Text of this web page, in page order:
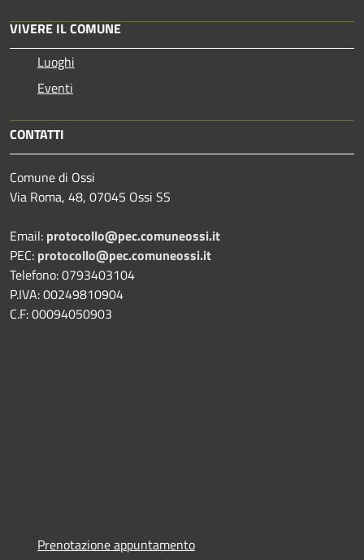
VIVERE IL COMUNE
Luoghi
Eventi
CONTATTI
Comune di Ossi
Via Roma, 48, 07045 Ossi SS
Email: protocollo@pec.comuneossi.it
PEC: protocollo@pec.comuneossi.it
Telefono: 0793403104
P.IVA: 00249810904
C.F: 00094050903
Prenotazione appuntamento